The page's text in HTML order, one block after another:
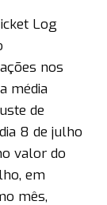
Log
nos
média
de
8 de julho
valor do
em
mês,